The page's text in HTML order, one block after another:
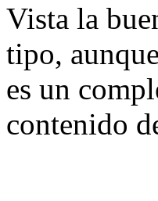
Vista la
tipo,
es un
contenido